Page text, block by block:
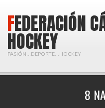
FEDERACIÓN CÁNTABRA DE
HOCKEY
PASIÓN...DEPORTE...HOCKEY
8